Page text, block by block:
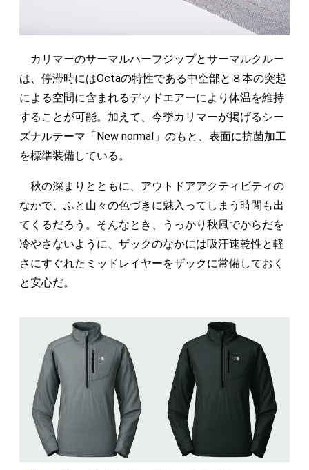
カリマーのサーマルハーフジップとサーマルクルー
は、停滞時にはOctaの特性である中空部と８本の突起
による空間に含まれるデッドエアーにより体温を維持
することが可能。加えて、今季カリマーが掲げるシー
ズナルテーマ「New normal」のもと、表面に抗菌加工
を標準装備している。
秋の深まりとともに、アウトドアアクティビティの
なかで、ふと山々の色づきに魅入ってしまう時間も出
てくるだろう。そんなとき、うっかり秋風でからだを
冷やさないように、ザックのなかには吸汗速乾性と軽
さにすぐれたミッドレイヤーをザックに常備しておく
と安心だ。